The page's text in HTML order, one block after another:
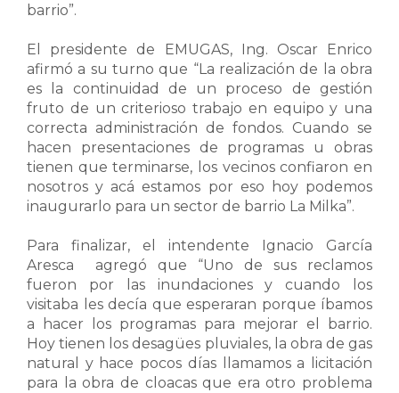
barrio”.
El presidente de EMUGAS, Ing. Oscar Enrico
afirmó a su turno que “La realización de la obra
es la continuidad de un proceso de gestión
fruto de un criterioso trabajo en equipo y una
correcta administración de fondos. Cuando se
hacen presentaciones de programas u obras
tienen que terminarse, los vecinos confiaron en
nosotros y acá estamos por eso hoy podemos
inaugurarlo para un sector de barrio La Milka”.
Para finalizar, el intendente Ignacio García
Aresca agregó que “Uno de sus reclamos
fueron por las inundaciones y cuando los
visitaba les decía que esperaran porque íbamos
a hacer los programas para mejorar el barrio.
Hoy tienen los desagües pluviales, la obra de gas
natural y hace pocos días llamamos a licitación
para la obra de cloacas que era otro problema